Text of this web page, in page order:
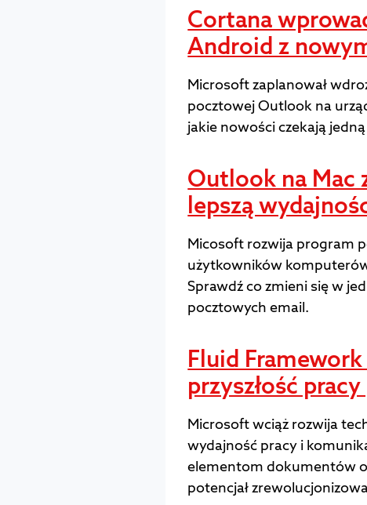
Cortana
Android z
Microsoft zaplanował
pocztowej Outlook na
jakie nowości czekają
Outlook na Mac
lepszą
Micosoft rozwija program
użytkowników
Sprawdź co zmieni się w
pocztowych email.
Fluid
przyszłość
Microsoft wciąż rozwija
wydajność pracy i
elementom dokumentów
potencjał